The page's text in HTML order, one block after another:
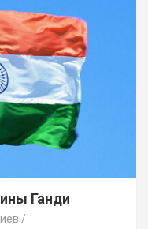
Ганди